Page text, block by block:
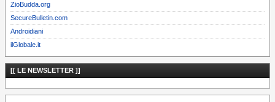
ZioBudda.org
SecureBulletin.com
Androidiani
ilGlobale.it
[[ LE NEWSLETTER ]]